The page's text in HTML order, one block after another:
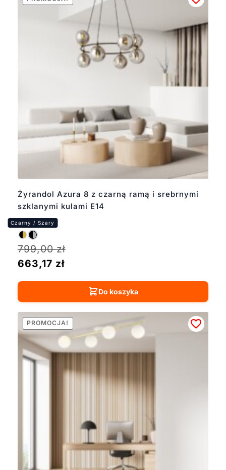
Żyrandol Azura 8 z czarną ramą i srebrnymi
szklanymi kulami E14
799,00zł
663,17 zł
Do koszyka
PROMOCJA!